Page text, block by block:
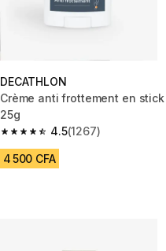
DECATHLON
Crème anti frottement en stick
25g
4.5
4.5 out of 5 stars from 1267
(1267)
4 500 CFA